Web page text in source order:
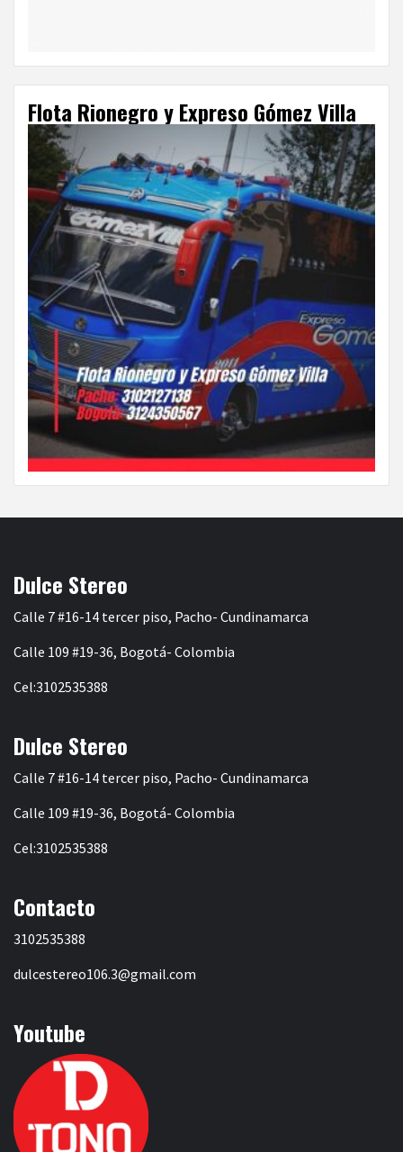
Flota Rionegro y Expreso Gómez Villa
Dulce Stereo
Calle 7 #16-14 tercer piso, Pacho- Cundinamarca
Calle 109 #19-36, Bogotá- Colombia
Cel:3102535388
Dulce Stereo
Calle 7 #16-14 tercer piso, Pacho- Cundinamarca
Calle 109 #19-36, Bogotá- Colombia
Cel:3102535388
Contacto
3102535388
dulcestereo106.3@gmail.com
Youtube